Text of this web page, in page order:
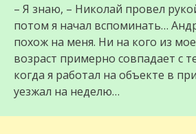
– Я знаю, – Николай провел
потом я начал вспоминать…
похож на меня. Ни на кого из
возраст примерно совпадает с
когда я работал на объекте в
уезжал на неделю…